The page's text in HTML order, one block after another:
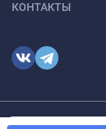
КОНТАКТЫ